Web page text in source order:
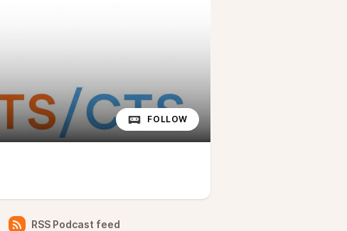
FOLLOW
RSS Podcast feed